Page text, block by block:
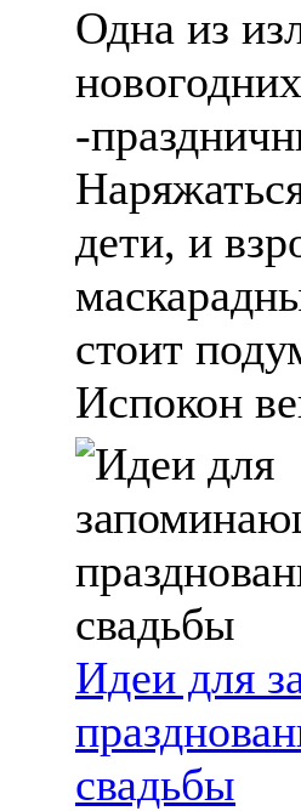
Одна из
-
дети, и
стоит
Испокон
Идеи для
свадьбы